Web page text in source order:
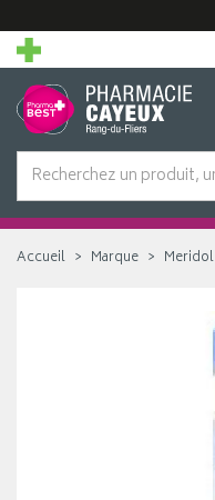
Accueil Marque Meridol